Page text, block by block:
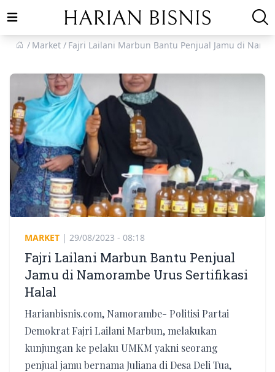
Open main menu
Market
Fajri Lailani Marbun Bantu Penjual Jamu di
MARKET | 29/08/2023 - 08:18
Fajri Lailani Marbun Bantu Penjual
Jamu di Namorambe Urus Sertifikasi
Halal
Harianbisnis.com, Namorambe- Politisi Partai
Demokrat Fajri Lailani Marbun, melakukan
kunjungan ke pelaku UMKM yakni seorang
penjual jamu bernama Juliana di Desa Deli Tua,